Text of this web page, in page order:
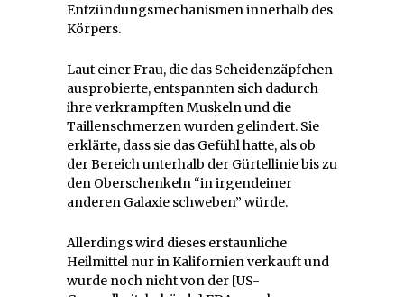
Entzündungsmechanismen innerhalb des
Körpers.
Laut einer Frau, die das Scheidenzäpfchen
ausprobierte, entspannten sich dadurch
ihre verkrampften Muskeln und die
Taillenschmerzen wurden gelindert. Sie
erklärte, dass sie das Gefühl hatte, als ob
der Bereich unterhalb der Gürtellinie bis zu
den Oberschenkeln “in irgendeiner
anderen Galaxie schweben” würde.
Allerdings wird dieses erstaunliche
Heilmittel nur in Kalifornien verkauft und
wurde noch nicht von der [US-